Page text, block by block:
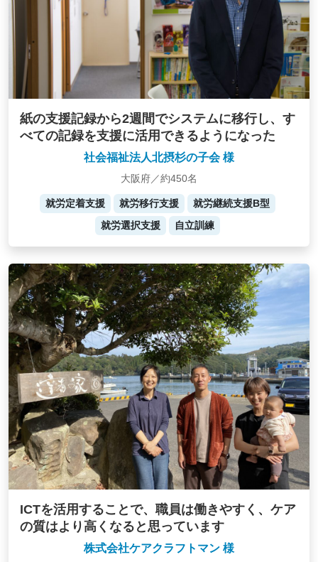
紙の支援記録から2週間でシステムに移行し、す
べての記録を支援に活用できるようになった
社会福祉法人北摂杉の子会 様
大阪府／約450名
就労定着支援 就労移行支援
就労継続支援B型
就労選択支援
自立訓練
ICTを活用することで、職員は働きやすく、ケア
の質はより高くなると思っています
株式会社ケアクラフトマン 様